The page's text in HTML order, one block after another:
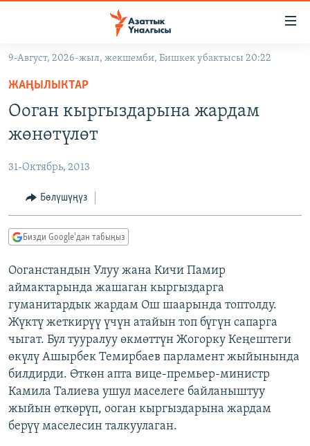
Навигацияга
өтүңүз
Издөөгө
салыңыз
ЭКОНОМИКА
МАДАНИЯТ
БОРБОР АЗИЯ
АТАЙЫН ИЛИКТӨӨ
ТВ ПРОГРАММАЛАР
ЭКСПЕРТТЕР ТАЛДАЙТ
БИЗ ЖАНА ДҮЙНӨ
ДАНИСТЕ
ЭЖЕ-СИҢДИЛЕР
АЗАТТЫК+
ЫҢГАЙСЫЗ СУРООЛОР
ӨЗГӨЧӨ ПИКИР
Русский
ОНЛАЙН ШЕРИНЕ
ЭЕ/АРнун бардык сайттары
9-Август, 2026-жыл, жекшемби, Бишкек убактысы 20:22
ЖАҢЫЛЫКТАР
Ооган кыргыздарына жардам
жөнөтүлөт
31-Октябрь, 2013
Бөлүшүңүз
Бизди Google'дан табыңыз
Ооганстандын Улуу жана Кичи Памир
аймактарында жашаган кыргыздарга
гуманитардык жардам Ош шаарында топтолду.
Жүктү жеткирүү үчүн атайын топ бүгүн сапарга
чыгат. Бул тууралуу өкмөттүн Жогорку Кеңештеги
өкүлү Ашырбек Темирбаев парламент жыйынында
билдирди. Өткөн апта вице-премьер-министр
Камила Талиева ушул маселеге байланыштуу
жыйын өткөрүп, ооган кыргыздарына жардам
берүү маселесин талкуулаган.